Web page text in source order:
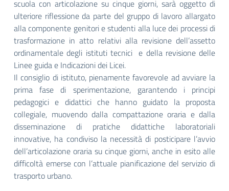
scuola con articolazione su cinque giorni, sarà oggetto di
ulteriore riflessione da parte del gruppo di lavoro allargato
alla componente genitori e studenti alla luce dei processi di
trasformazione in atto relativi alla revisione dell’assetto
ordinamentale degli istituti tecnici e della revisione delle
Linee guida e Indicazioni dei Licei.
Il consiglio di istituto, pienamente favorevole ad avviare la
prima fase di sperimentazione, garantendo i principi
pedagogici e didattici che hanno guidato la proposta
collegiale, muovendo dalla compattazione oraria e dalla
disseminazione di pratiche didattiche laboratoriali
innovative, ha condiviso la necessità di posticipare l’avvio
dell’articolazione oraria su cinque giorni, anche in esito alle
difficoltà emerse con l’attuale pianificazione del servizio di
trasporto urbano.